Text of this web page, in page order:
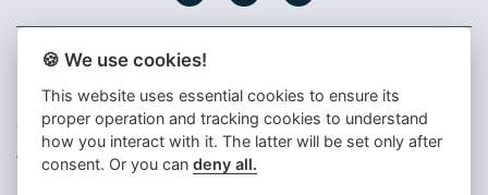
Nádražní 1747
396 01 Humpolec
+420 565 300 111
🍪 We use cookies!
This website uses essential cookies to ensure its
proper operation and tracking cookies to understand
how you interact with it. The latter will be set only after
consent. Or you candeny all.